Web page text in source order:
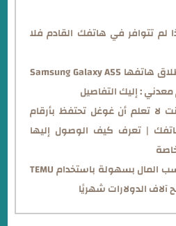
إذا لم تتوافر في هاتفك القادم فلا
سامسونج تستعد لإطلاق هاتفها Samsung Galaxy A55
: إليك التفاصيل
لا تعلم أن غوغل تحتفظ بأرقام
| تعرف كيف الوصول إليها
الجميع يمكنه الآن كسب المال بسهولة باستخدام TEMU
الدولارات شهريًا